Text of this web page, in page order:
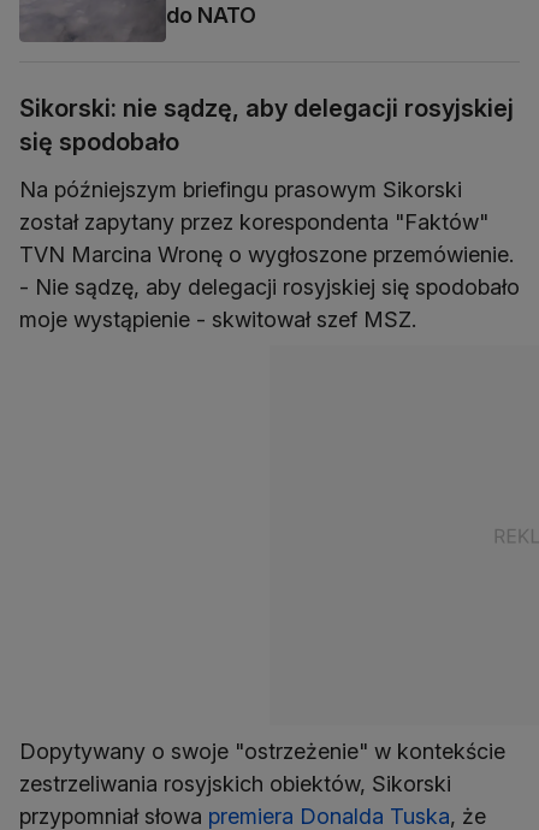
do NATO
Sikorski: nie sądzę, aby delegacji rosyjskiej
się spodobało
Na późniejszym briefingu prasowym Sikorski
został zapytany przez korespondenta "Faktów"
TVN Marcina Wronę o wygłoszone przemówienie.
- Nie sądzę, aby delegacji rosyjskiej się spodobało
moje wystąpienie - skwitował szef MSZ.
Dopytywany o swoje "ostrzeżenie" w kontekście
zestrzeliwania rosyjskich obiektów, Sikorski
przypomniał słowa premiera Donalda Tuska, że